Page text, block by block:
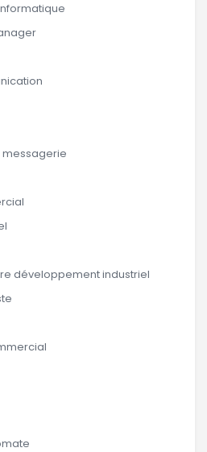
développement industriel